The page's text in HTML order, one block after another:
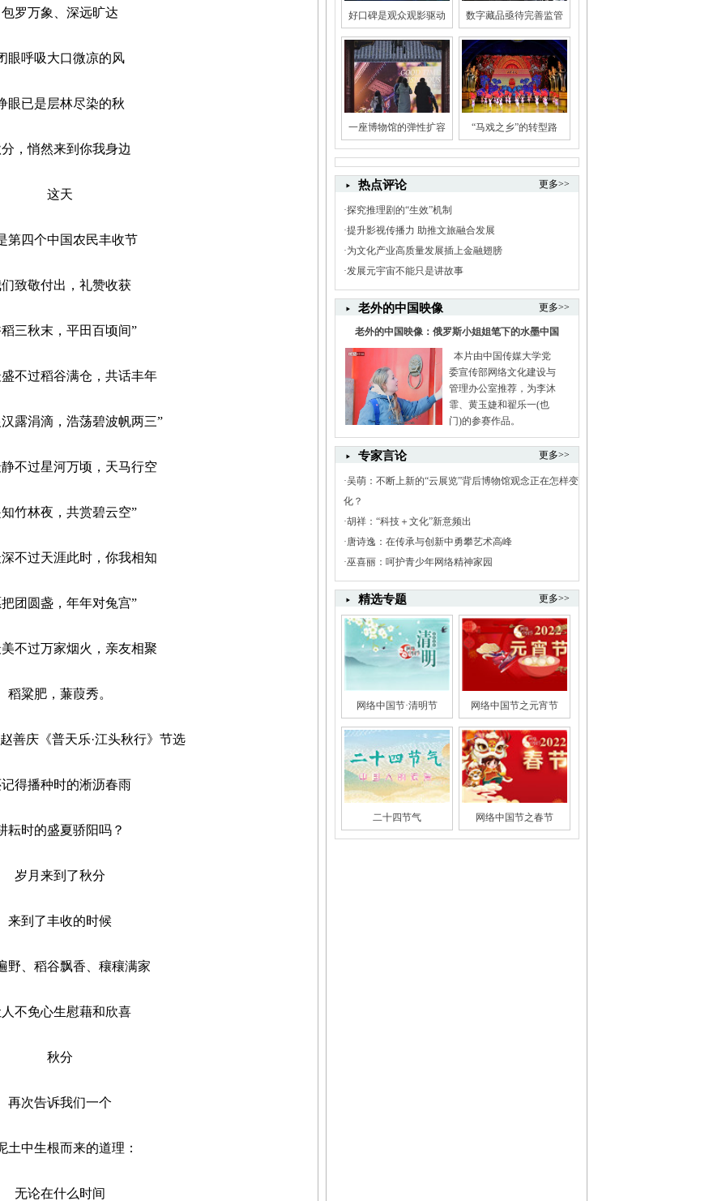
万象、深远旷达
呼吸大口微凉的风
已是层林尽染的秋
悄然来到你我身边
这天
四个中国农民丰收节
敬付出，礼赞收获
秋末，平田百顷间”
过稻谷满仓，共话丰年
涓滴，浩荡碧波帆两三”
过星河万顷，天马行空
林夜，共赏碧云空”
过天涯此时，你我相知
圆盏，年年对兔宫”
过万家烟火，亲友相聚
粱肥，蒹葭秀。
《普天乐·江头秋行》节选
播种时的淅沥春雨
时的盛夏骄阳吗？
月来到了秋分
到了丰收的时候
、稻谷飘香、穰穰满家
免心生慰藉和欣喜
秋分
次告诉我们一个
中生根而来的道理：
论在什么时间
好口碑是观众观影驱动 数字藏品亟待完善监管
一座博物馆的弹性扩容 “马戏之乡”的转型路
热点评论 更多>>
·探究推理剧的“生效”机制
·提升影视传播力 助推文旅融合发展
·为文化产业高质量发展插上金融翅膀
·发展元宇宙不能只是讲故事
老外的中国映像 更多>>
老外的中国映像：俄罗斯小姐姐笔下的水墨中国
本片由中国传媒大学党
委宣传部网络文化建设与
管理办公室推荐，为李沐
霏、黄玉婕和翟乐一(也
门)的参赛作品。
专家言论 更多>>
·吴萌：不断上新的“云展览”背后博物馆观念正在怎样变
化？
·胡祥：“科技＋文化”新意频出
·唐诗逸：在传承与创新中勇攀艺术高峰
·巫喜丽：呵护青少年网络精神家园
精选专题 更多>>
网络中国节·清明节 网络中国节之元宵节
二十四节气 网络中国节之春节